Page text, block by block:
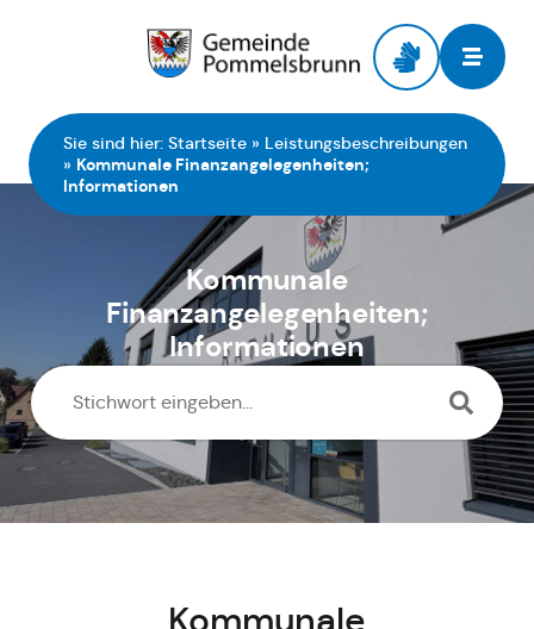
Sie sind hier: Startseite » Leistungsbeschreibungen
» Kommunale Finanzangelegenheiten;
Informationen
Kommunale
Finanzangelegenheiten;
Informationen
Kommunale